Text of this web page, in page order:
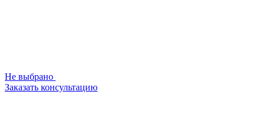
Не выбрано
Заказать консультацию